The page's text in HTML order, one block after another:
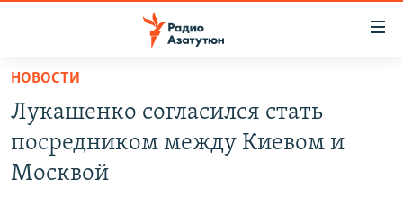
Перейти
основному
содержанию
Перейти
НОВОСТИ
ПОЛИТИКА
НОВОСТИ
Лукашенко согласился стать
посредником между Киевом и
Москвой